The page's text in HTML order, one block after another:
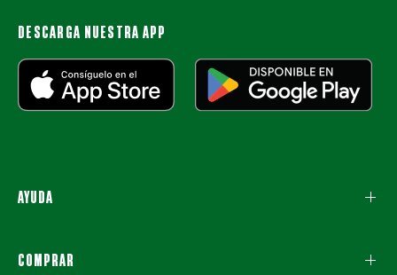
DESCARGA NUESTRA APP
AYUDA
COMPRAR